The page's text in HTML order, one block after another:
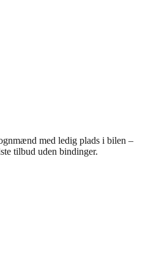
med ledig plads i bilen –
tilbud uden bindinger.